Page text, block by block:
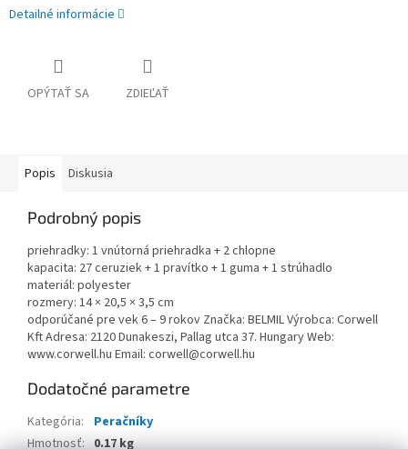
Detailné informácie
OPÝTAŤ SA ZDIEĽAŤ
Popis Diskusia
Podrobný popis
priehradky: 1 vnútorná priehradka + 2 chlopne
kapacita: 27 ceruziek + 1 pravítko + 1 guma + 1 strúhadlo
materiál: polyester
rozmery: 14 × 20,5 × 3,5 cm
odporúčané pre vek 6 – 9 rokov Značka: BELMIL Výrobca: Corwell
Kft Adresa: 2120 Dunakeszi, Pallag utca 37. Hungary Web:
www.corwell.hu Email: corwell@corwell.hu
Dodatočné parametre
Kategória:
Peračníky
Hmotnosť: 0.17 kg